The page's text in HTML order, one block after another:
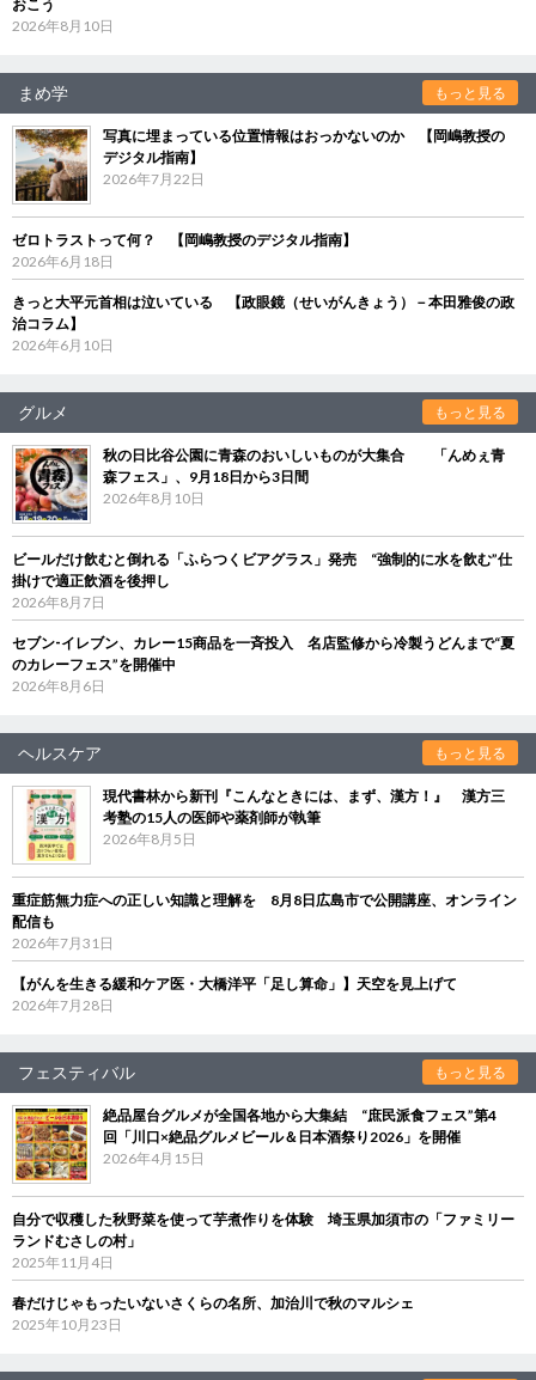
おこう
2026年8月10日
まめ学 もっと見る
写真に埋まっている位置情報はおっかないのか 【岡嶋教授の
デジタル指南】
2026年7月22日
ゼロトラストって何？ 【岡嶋教授のデジタル指南】
2026年6月18日
きっと大平元首相は泣いている 【政眼鏡（せいがんきょう）－本田雅俊の政
治コラム】
2026年6月10日
グルメ もっと見る
秋の日比谷公園に青森のおいしいものが大集合 「んめぇ青
森フェス」、9月18日から3日間
2026年8月10日
ビールだけ飲むと倒れる「ふらつくビアグラス」発売 “強制的に水を飲む”仕
掛けで適正飲酒を後押し
2026年8月7日
セブン‐イレブン、カレー15商品を一斉投入 名店監修から冷製うどんまで“夏
のカレーフェス”を開催中
2026年8月6日
ヘルスケア もっと見る
現代書林から新刊『こんなときには、まず、漢方！』 漢方三
考塾の15人の医師や薬剤師が執筆
2026年8月5日
重症筋無力症への正しい知識と理解を 8月8日広島市で公開講座、オンライン
配信も
2026年7月31日
【がんを生きる緩和ケア医・大橋洋平「足し算命」】天空を見上げて
2026年7月28日
フェスティバル もっと見る
絶品屋台グルメが全国各地から大集結 “庶民派食フェス”第4
回「川口×絶品グルメビール＆日本酒祭り2026」を開催
2026年4月15日
自分で収穫した秋野菜を使って芋煮作りを体験 埼玉県加須市の「ファミリー
ランドむさしの村」
2025年11月4日
春だけじゃもったいないさくらの名所、加治川で秋のマルシェ
2025年10月23日